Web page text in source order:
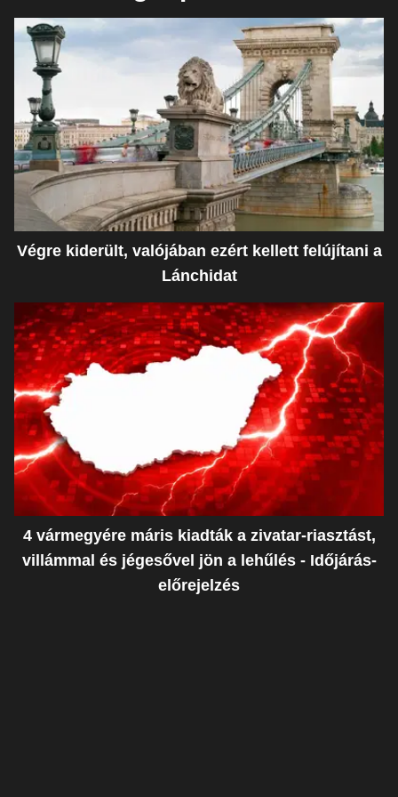
Végre kiderült, valójában ezért kellett felújítani a
Lánchidat
4 vármegyére máris kiadták a zivatar-riasztást,
villámmal és jégesővel jön a lehűlés - Időjárás-
előrejelzés